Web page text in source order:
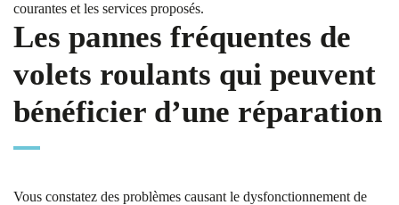
courantes et les services proposés.
Les pannes fréquentes de
volets roulants qui peuvent
bénéficier d’une réparation
Vous constatez des problèmes causant le dysfonctionnement de